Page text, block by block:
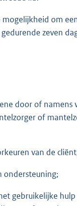
om
zeven
door of namens
of
van de
ondersteuning;
gebruikelijke